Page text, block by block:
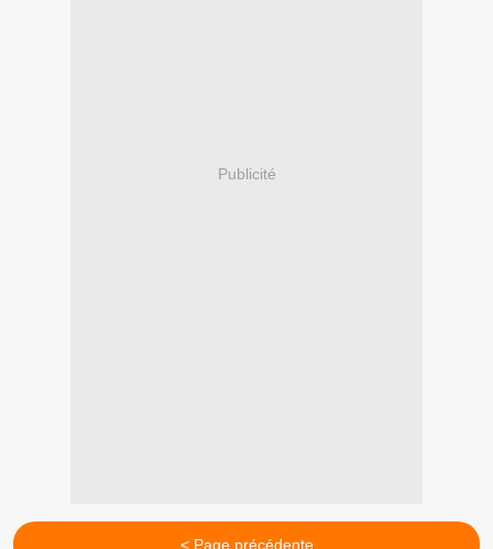
Publicité
< Page précédente